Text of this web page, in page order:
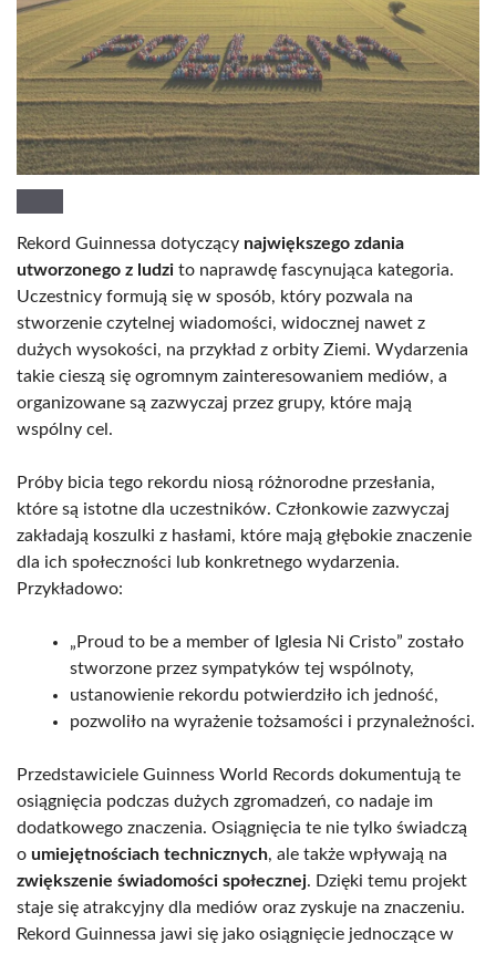
Rekord Guinnessa dotyczący największego zdania
utworzonego z ludzi to naprawdę fascynująca kategoria.
Uczestnicy formują się w sposób, który pozwala na
stworzenie czytelnej wiadomości, widocznej nawet z
dużych wysokości, na przykład z orbity Ziemi. Wydarzenia
takie cieszą się ogromnym zainteresowaniem mediów, a
organizowane są zazwyczaj przez grupy, które mają
wspólny cel.
Próby bicia tego rekordu niosą różnorodne przesłania,
które są istotne dla uczestników. Członkowie zazwyczaj
zakładają koszulki z hasłami, które mają głębokie znaczenie
dla ich społeczności lub konkretnego wydarzenia.
Przykładowo:
„Proud to be a member of Iglesia Ni Cristo” zostało
stworzone przez sympatyków tej wspólnoty,
ustanowienie rekordu potwierdziło ich jedność,
pozwoliło na wyrażenie tożsamości i przynależności.
Przedstawiciele Guinness World Records dokumentują te
osiągnięcia podczas dużych zgromadzeń, co nadaje im
dodatkowego znaczenia. Osiągnięcia te nie tylko świadczą
o umiejętnościach technicznych, ale także wpływają na
zwiększenie świadomości społecznej. Dzięki temu projekt
staje się atrakcyjny dla mediów oraz zyskuje na znaczeniu.
Rekord Guinnessa jawi się jako osiągnięcie jednoczące w